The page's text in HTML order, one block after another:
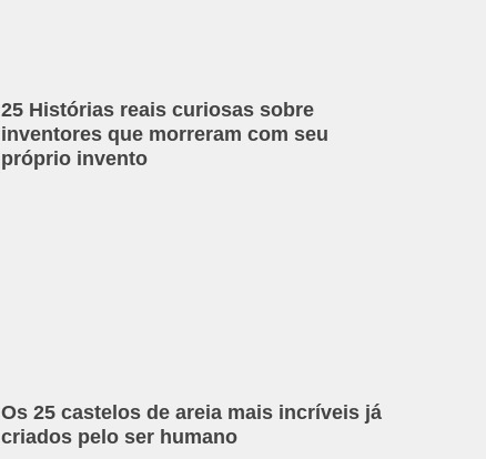
25 Histórias reais curiosas sobre
inventores que morreram com seu
próprio invento
Os 25 castelos de areia mais incríveis já
criados pelo ser humano